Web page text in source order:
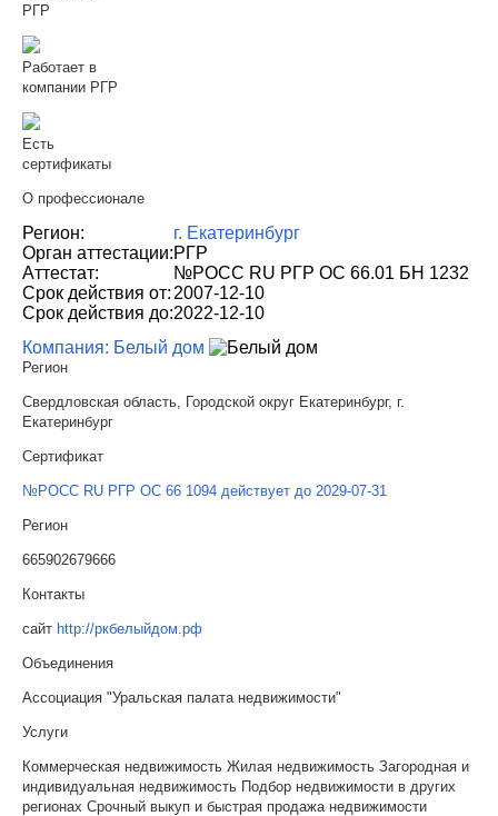
РГР
Работает в
компании РГР
Есть
сертификаты
О профессионале
Регион:
г. Екатеринбург
Орган аттестации:РГР
Аттестат:
№РОСС RU РГР ОС 66.01 БН 1232
Срок действия от: 2007-12-10
Срок действия до:2022-12-10
Компания: Белый дом
Регион
Свердловская область, Городской округ Екатеринбург, г.
Екатеринбург
Сертификат
№РОСС RU РГР ОС 66 1094 действует до 2029-07-31
Регион
665902679666
Контакты
сайт http://ркбелыйдом.рф
Объединения
Ассоциация "Уральская палата недвижимости"
Услуги
Коммерческая недвижимость Жилая недвижимость Загородная и
индивидуальная недвижимость Подбор недвижимости в других
регионах Срочный выкуп и быстрая продажа недвижимости